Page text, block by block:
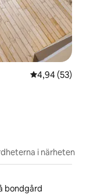
4,94 av 5 i
4,94 (53)
i närheten
bondgård